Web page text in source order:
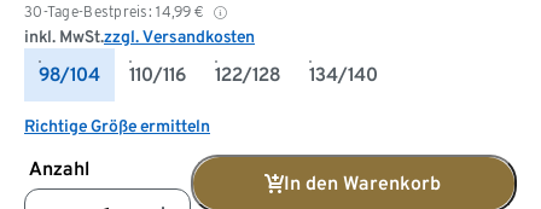
30-Tage-Bestpreis: 14,99 €
inkl. MwSt.zzgl. Versandkosten
98/104 110/116 122/128 134/140
Richtige Größe ermitteln
Anzahl
In den Warenkorb